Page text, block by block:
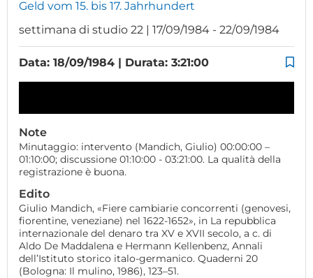
Geld vom 15. bis 17. Jahrhundert
settimana di studio 22 | 17/09/1984 - 22/09/1984
Data: 18/09/1984 | Durata: 3:21:00
Note
Minutaggio: intervento (Mandich, Giulio) 00:00:00 –
01:10:00; discussione 01:10:00 - 03:21:00. La qualità della
registrazione è buona.
Edito
Giulio Mandich, «Fiere cambiarie concorrenti (genovesi,
fiorentine, veneziane) nel 1622-1652», in La repubblica
internazionale del denaro tra XV e XVII secolo, a c. di
Aldo De Maddalena e Hermann Kellenbenz, Annali
dell’Istituto storico italo-germanico. Quaderni 20
(Bologna: Il mulino, 1986), 123–51.